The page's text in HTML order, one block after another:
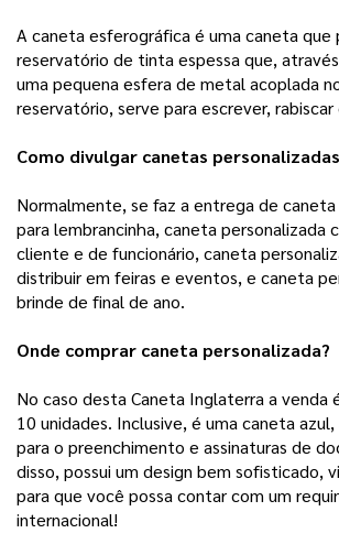
Acaneta esferográfica é uma caneta que
reservatório de tinta espessa que,
uma pequena esfera de metal acoplada
reservatório, serve para escrever, rabiscar
Como divulgar canetas
Normalmente, se faz a entrega de
para lembrancinha, caneta personalizada
cliente e de funcionário, caneta
distribuir em feiras e eventos, e caneta
brinde de final de ano.
Onde comprar caneta personalizada?
No caso desta Caneta Inglaterra a venda
10 unidades. Inclusive, é uma caneta azul,
para o preenchimento e assinaturas de
disso, possui um design bem sofisticado,
para que você possa contar com um
internacional!